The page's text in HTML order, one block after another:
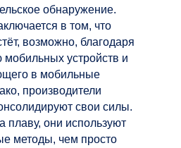
обнаружение.
в том, что
возможно, благодаря
устройств и
в мобильные
производители
свои силы.
плаву, они используют
методы, чем просто